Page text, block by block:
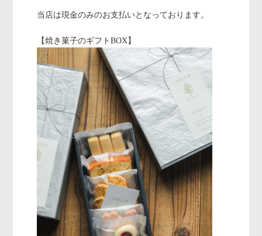
当店は現金のみのお支払いとなっております。
【焼き菓子のギフトBOX】